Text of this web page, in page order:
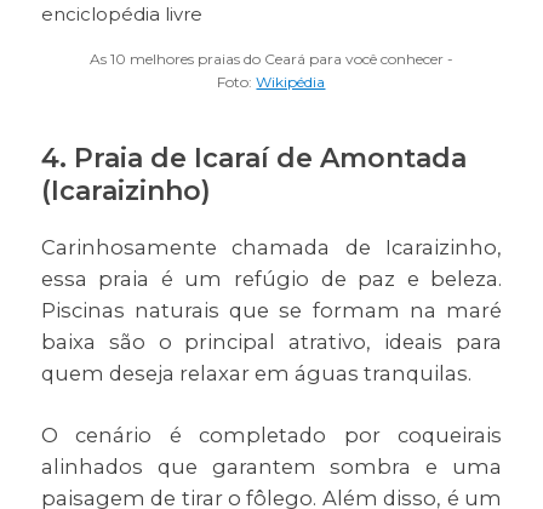
As 10 melhores praias do Ceará para você conhecer -
Foto:Wikipédia
4. Praia de Icaraí de Amontada
(Icaraizinho)
Carinhosamente chamada de Icaraizinho,
essa praia é um refúgio de paz e beleza.
Piscinas naturais que se formam na maré
baixa são o principal atrativo, ideais para
quem deseja relaxar em águas tranquilas.
O cenário é completado por coqueirais
alinhados que garantem sombra e uma
paisagem de tirar o fôlego. Além disso, é um